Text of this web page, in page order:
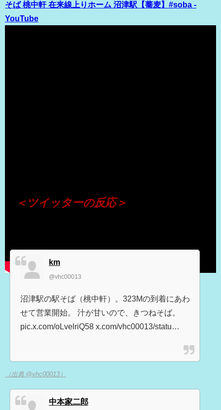
そば 桃中軒 在来線上りホーム 沼津駅【蕎麦】#soba -
YouTube
＜ツイッターの反応＞
km
@vhc00013
沼津駅の駅そば（桃中軒）。323Mの到着にあわ
せて営業開始。 汁が甘いので、きつねそば。
pic.x.com/oLvelriQ58 x.com/vhc00013/statu…
（出典 @vhc00013）
中本家二郎